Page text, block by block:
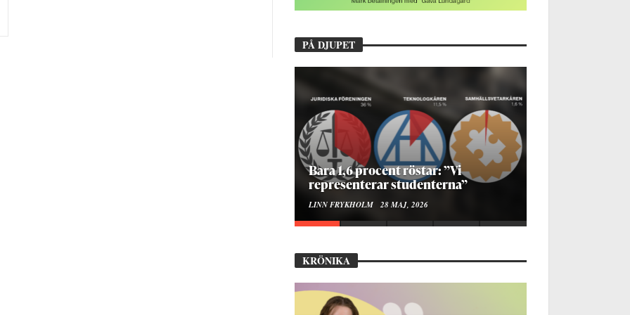
PÅ DJUPET
Bara 1,6 procent röstar: ”Vi
representerar studenterna”
LINN FRYKHOLM 28 MAJ, 2026
KRÖNIKA